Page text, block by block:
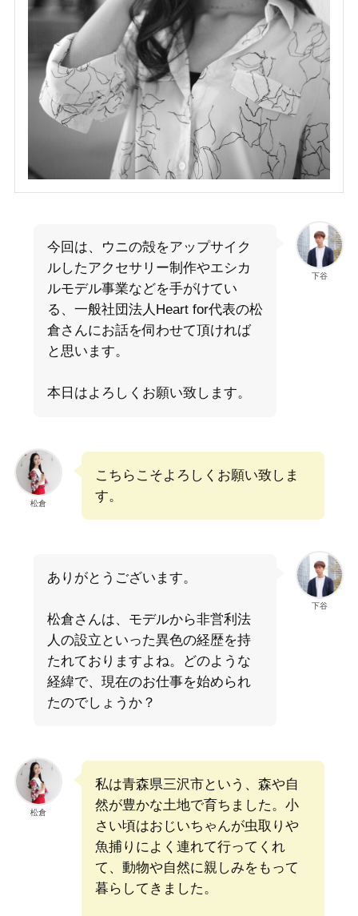
下谷
今回は、ウニの殻をアップサイク
ルしたアクセサリー制作やエシカ
ルモデル事業などを手がけてい
る、一般社団法人Heart for代表の松
倉さんにお話を伺わせて頂ければ
と思います。
本日はよろしくお願い致します。
松倉
こちらこそよろしくお願い致しま
す。
下谷
ありがとうございます。
松倉さんは、モデルから非営利法
人の設立といった異色の経歴を持
たれておりますよね。どのような
経緯で、現在のお仕事を始められ
たのでしょうか？
松倉
私は青森県三沢市という、森や自
然が豊かな土地で育ちました。小
さい頃はおじいちゃんが虫取りや
魚捕りによく連れて行ってくれ
て、動物や自然に親しみをもって
暮らしてきました。